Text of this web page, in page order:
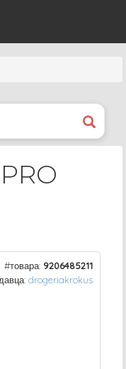
#товара: 9206485211
drogeriakrokus